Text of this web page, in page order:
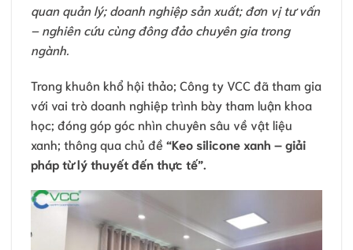
quan quản lý; doanh nghiệp sản xuất; đơn vị tư vấn
– nghiên cứu cùng đông đảo chuyên gia trong
ngành.
Trong khuôn khổ hội thảo; Công ty VCC đã tham gia
với vai trò doanh nghiệp trình bày tham luận khoa
học; đóng góp góc nhìn chuyên sâu về vật liệu
xanh; thông qua chủ đề “Keo silicone xanh – giải
pháp từ lý thuyết đến thực tế”.